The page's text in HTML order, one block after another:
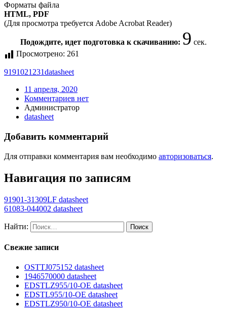
Форматы файла
HTML, PDF
(Для просмотра требуется Adobe Acrobat Reader)
Подождите, идет подготовка к скачиванию: 9 сек.
Просмотрено: 261
9191021231datasheet
11 апреля, 2020
Комментариев нет
Администратор
datasheet
Добавить комментарий
Для отправки комментария вам необходимо авторизоваться.
Навигация по записям
91901-31309LF datasheet
61083-044002 datasheet
Найти:
Свежие записи
OSTTJ075152 datasheet
1946570000 datasheet
EDSTLZ955/10-OE datasheet
EDSTL955/10-OE datasheet
EDSTLZ950/10-OE datasheet